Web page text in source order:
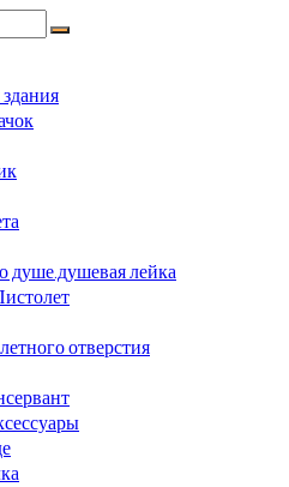
душе.душевая лейка
отверстия